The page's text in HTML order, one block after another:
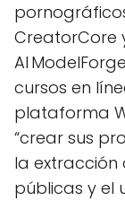
CreatorCore
AI
cursos en
plataforma
“crear sus
la extracción
públicas y el